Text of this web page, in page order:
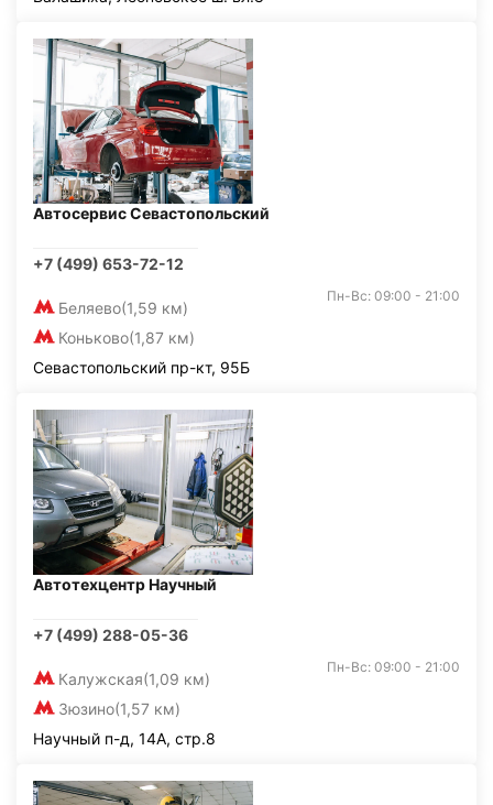
Автосервис Севастопольский
+7 (499) 653-72-12
Беляево(1,59 км)
Коньково(1,87 км)
Пн-Вс: 09:00 - 21:00
Севастопольский пр-кт, 95Б
Автотехцентр Научный
+7 (499) 288-05-36
Калужская(1,09 км)
Зюзино(1,57 км)
Пн-Вс: 09:00 - 21:00
Научный п-д, 14А, стр.8